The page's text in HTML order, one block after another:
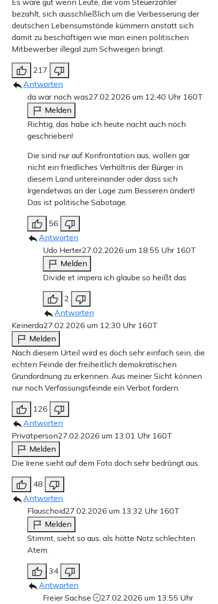
Es wäre gut wenn Leute, die vom Steuerzahler
bezahlt, sich ausschließlich um die Verbesserung der
deutschen Lebensumstände kümmern anstatt sich
damit zu beschäftigen wie man einen politischen
Mitbewerber illegal zum Schweigen bringt.
217
Antworten
da war noch was27.02.2026 um 12:40 Uhr 160T
Melden
Richtig, das habe ich heute nacht auch noch
geschrieben!
Die sind nur auf Konfrontation aus, wollen gar
nicht ein friedliches Verhältnis der Bürger in
diesem Land untereinander oder dass sich
Irgendetwas an der Lage zum Besseren ändert!
Das ist politische Sabotage.
56
Antworten
Udo Herter27.02.2026 um 18:55 Uhr 160T
Melden
Divide et impera ich glaube so heißt das
2
Antworten
Keinerda27.02.2026 um 12:30 Uhr 160T
Melden
Nach diesem Urteil wird es doch sehr einfach sein, die
echten Feinde der freiheitlich demokratischen
Grundordnung zu erkennen. Aus meiner Sicht können
nur noch Verfassungsfeinde ein Verbot fordern.
126
Antworten
Privatperson27.02.2026 um 13:01 Uhr 160T
Melden
Die Irene sieht auf dem Foto doch sehr bedrängt aus.
48
Antworten
Flauschoid27.02.2026 um 13:32 Uhr 160T
Melden
Stimmt, sieht so aus, als hätte Notz schlechten
Atem.
34
Antworten
Freier Sachse
27.02.2026 um 13:55 Uhr